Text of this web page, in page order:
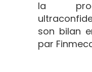
la
son bilan
par